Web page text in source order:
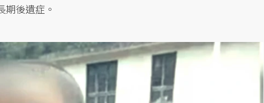
後遺症。